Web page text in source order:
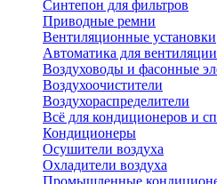
Синтепон для фильтров
Приводные ремни
Вентиляционные установки
Автоматика для вентиляции
Воздуховоды и фасонные
Воздухоочистители
Воздухораспределители
Всё для кондиционеров и
Кондиционеры
Осушители воздуха
Охладители воздуха
Промышленные